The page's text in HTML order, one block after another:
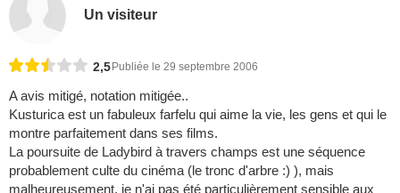
Un visiteur
2,5 Publiée le 29 septembre 2006
A avis mitigé, notation mitigée..
Kusturica est un fabuleux farfelu qui aime la vie, les gens et qui le
montre parfaitement dans ses films.
La poursuite de Ladybird à travers champs est une séquence
probablement culte du cinéma (le tronc d'arbre :) ), mais
malheureusement, je n'ai pas été particulièrement sensible aux